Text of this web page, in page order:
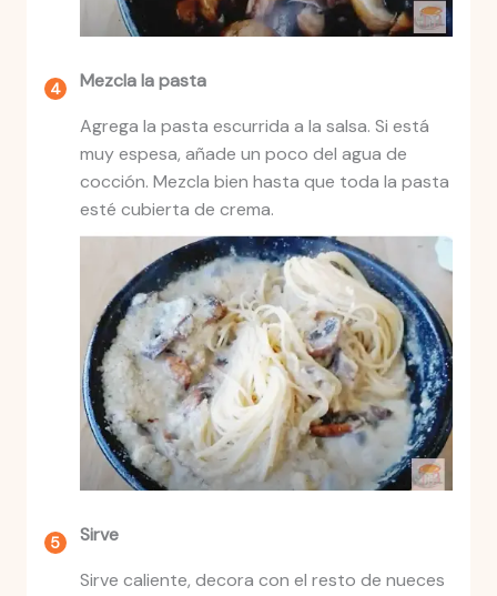
Mezcla la pasta
Agrega la pasta escurrida a la salsa. Si está
muy espesa, añade un poco del agua de
cocción. Mezcla bien hasta que toda la pasta
esté cubierta de crema.
Sirve
Sirve caliente, decora con el resto de nueces